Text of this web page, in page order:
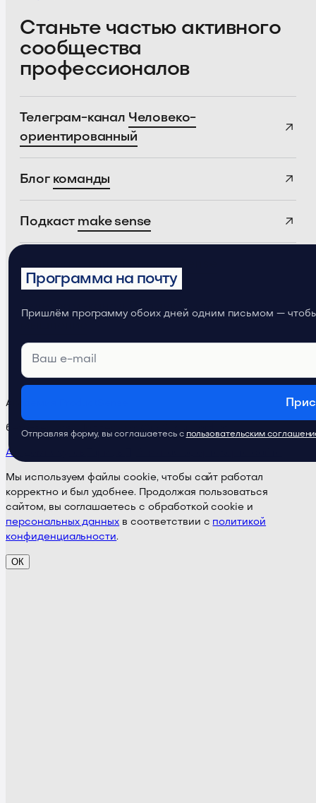
Станьте частью активного
сообщества
профессионалов
Телеграм-канал Человеко-
ориентированный
Блог команды
Подкаст make sense
Телеграм-каналProductSense
Телеграм-канал
Продуктовое
Академия ProductSense
бета-версия · Поддержка:
Академия
Мы используем файлы cookie, чтобы сайт работал
корректно и был удобнее. Продолжая пользоваться
сайтом, вы соглашаетесь с обработкой cookie и
персональных данных в соответствии с политикой
конфиденциальности.
ОК
Программа на почту
Пришлём программу обоих дней одним письмом —
Отправляя форму, вы соглашаетесь с пользовательским